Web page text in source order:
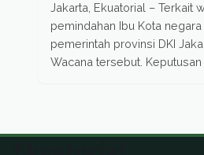
Jakarta, Ekuatorial – Terkait
pemindahan Ibu Kota
pemerintah provinsi DKI
Wacana tersebut. Keputusan
Republik Indonesia.